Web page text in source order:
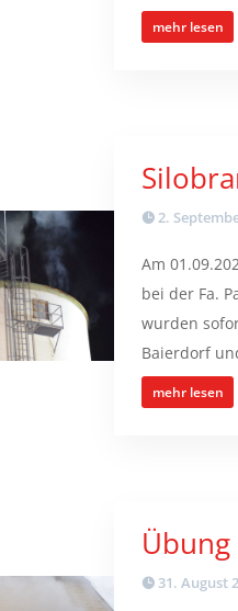
mehr lesen
2.
Am
bei der Fa.
wurden
Baierdorf
mehr lesen
31. August